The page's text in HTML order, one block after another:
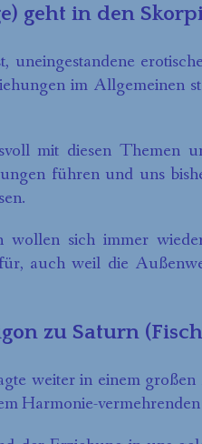
geht in den
uneingestandene
im Allgemeinen
mit diesen Themen
führen und uns
wollen sich immer
auch weil die
zu Saturn
weiter in einem
Harmonie-